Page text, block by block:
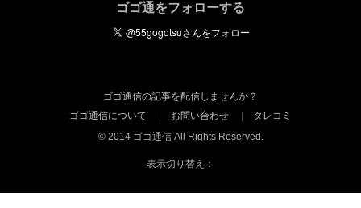
ゴゴ通をフォローする
ゴゴ通信の記事を配信しませんか？
ゴゴ通信について
お問い合わせ
タレコミ
© 2014 ゴゴ通信 All Rights Reserved.
表示切り替え：